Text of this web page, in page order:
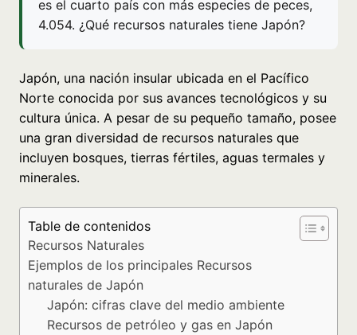
es el cuarto país con más especies de peces,
4.054. ¿Qué recursos naturales tiene Japón?
Japón, una nación insular ubicada en el Pacífico
Norte conocida por sus avances tecnológicos y su
cultura única. A pesar de su pequeño tamaño, posee
una gran diversidad de recursos naturales que
incluyen bosques, tierras fértiles, aguas termales y
minerales.
Table de contenidos
Recursos Naturales
Ejemplos de los principales Recursos
naturales de Japón
Japón: cifras clave del medio ambiente
Recursos de petróleo y gas en Japón